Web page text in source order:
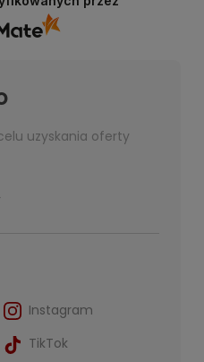
Instagram
TikTok
uzyskania oferty